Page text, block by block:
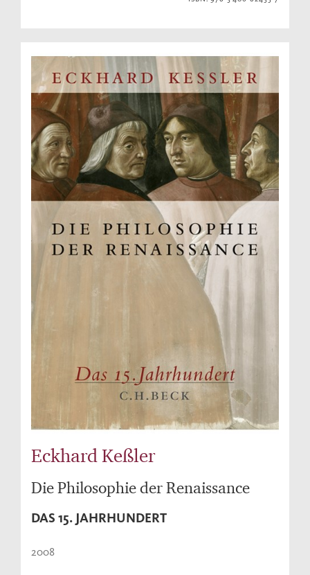
Eckhard Keßler
Die Philosophie der Renaissance
DAS 15. JAHRHUNDERT
2008